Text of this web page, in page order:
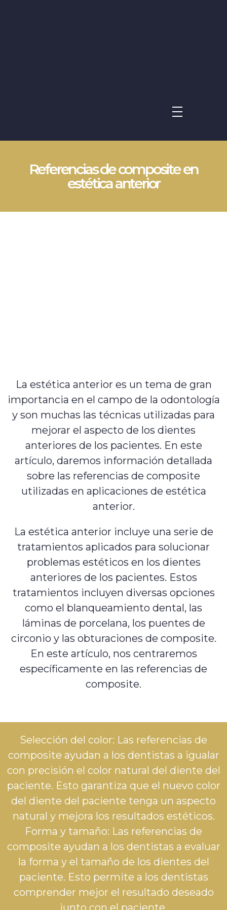
Referencias de composite en
estética anterior
La estética anterior es un tema de gran
importancia en el campo de la odontología
y son muchas las técnicas utilizadas para
mejorar el aspecto de los dientes
anteriores de los pacientes. En este
artículo, daremos información detallada
sobre las referencias de composite
utilizadas en aplicaciones de estética
anterior.
La estética anterior incluye una serie de
tratamientos aplicados para solucionar
problemas estéticos en los dientes
anteriores de los pacientes. Estos
tratamientos incluyen diversas opciones
como el blanqueamiento dental, las
láminas de porcelana, los puentes de
circonio y las obturaciones de composite.
En este artículo, nos centraremos
específicamente en las referencias de
composite.
Selección del color: Las referencias de
composite ayudan a los dentistas a igualar
con precisión el color natural del diente del
paciente. Esto garantiza que el nuevo color
del diente del paciente tenga un aspecto
natural y mejora los resultados estéticos.
Forma y tamaño: Las referencias de
composite ayudan a los dentistas a evaluar
la forma y el tamaño de los dientes del
paciente. Esto permite a los dentistas
comprender mejor el resultado deseado